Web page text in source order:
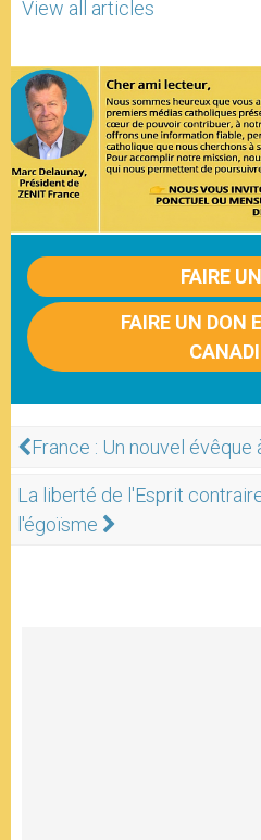
View all articles
FAIRE
FAIRE UN DON
France : Un nouvel évêque
La liberté de l'Esprit
l'égoïsme